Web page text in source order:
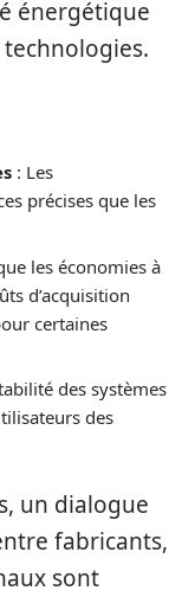
énergétique
: Les
précises que les
les économies à
d’acquisition
certaines
des systèmes
des
un dialogue
fabricants,
sont